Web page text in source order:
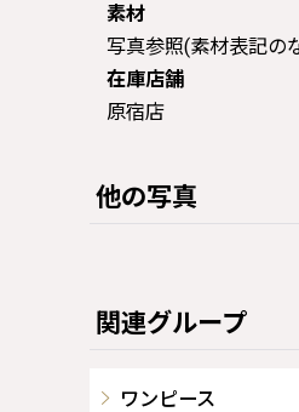
素材
写真参照(素材表記の
在庫店舗
原宿店
他の写真
関連グループ
ワンピース